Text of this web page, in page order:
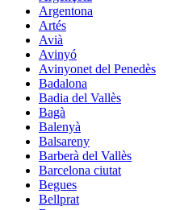
Argentona
Artés
Avià
Avinyó
Avinyonet del Penedès
Badalona
Badia del Vallès
Bagà
Balenyà
Balsareny
Barberà del Vallès
Barcelona ciutat
Begues
Bellprat